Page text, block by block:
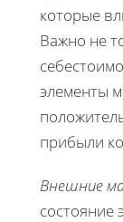
которые
Важно не
элементы
прибыли
Внешние
состояние